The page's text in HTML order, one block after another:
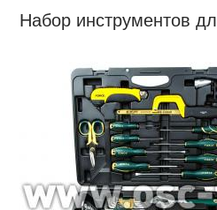
Набор инструментов